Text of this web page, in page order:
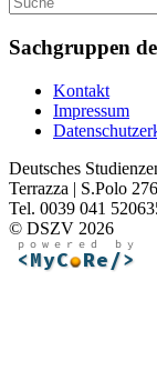
Sachgruppen
Kontakt
Impressum
Deutsches
Terrazza | S.Polo
Tel. 0039 041
© DSZV 2026